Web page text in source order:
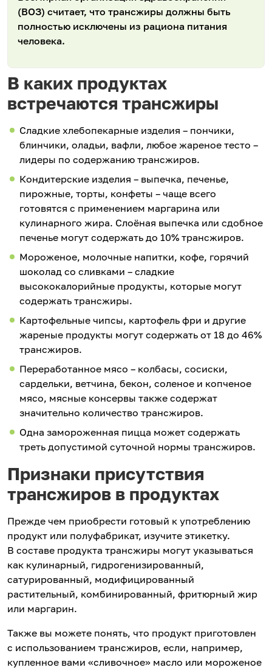
(ВОЗ) считает, что трансжиры должны быть
полностью исключены из рациона питания
человека.
В каких продуктах
встречаются трансжиры
Сладкие хлебопекарные изделия – пончики,
блинчики, оладьи, вафли, любое жареное тесто –
лидеры по содержанию трансжиров.
Кондитерские изделия – выпечка, печенье,
пирожные, торты, конфеты – чаще всего
готовятся с применением маргарина или
кулинарного жира. Слоёная выпечка или сдобное
печенье могут содержать до 10% трансжиров.
Мороженое, молочные напитки, кофе, горячий
шоколад со сливками – сладкие
высококалорийные продукты, которые могут
содержать трансжиры.
Картофельные чипсы, картофель фри и другие
жареные продукты могут содержать от 18 до 46%
трансжиров.
Переработанное мясо – колбасы, сосиски,
сардельки, ветчина, бекон, соленое и копченое
мясо, мясные консервы также содержат
значительно количество трансжиров.
Одна замороженная пицца может содержать
треть допустимой суточной нормы трансжиров.
Признаки присутствия
трансжиров в продуктах
Прежде чем приобрести готовый к употреблению
продукт или полуфабрикат, изучите этикетку.
В составе продукта трансжиры могут указываться
как кулинарный, гидрогенизированный,
сатурированный, модифицированный
растительный, комбинированный, фритюрный жир
или маргарин.
Также вы можете понять, что продукт приготовлен
с использованием трансжиров, если, например,
купленное вами «сливочное» масло или мороженое